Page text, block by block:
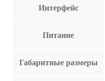
Интерфейс
Питание
Габаритные размеры